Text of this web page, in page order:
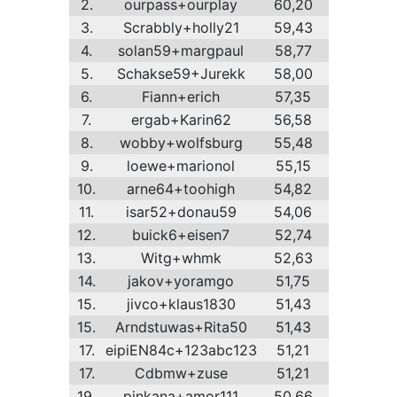
2. ourpass+ourplay
60,20
3.
Scrabbly+holly21
59,43
4.
solan59+margpaul
58,77
5.
Schakse59+Jurekk
58,00
6.
Fiann+erich
57,35
7.
ergab+Karin62
56,58
8.
wobby+wolfsburg
55,48
9.
loewe+marionol
55,15
10.
arne64+toohigh
54,82
11.
isar52+donau59
54,06
12.
buick6+eisen7
52,74
13.
Witg+whmk
52,63
14.
jakov+yoramgo
51,75
15.
jivco+klaus1830
51,43
15.
Arndstuwas+Rita50
51,43
17.
eipiEN84c+123abc123
51,21
17.
Cdbmw+zuse
51,21